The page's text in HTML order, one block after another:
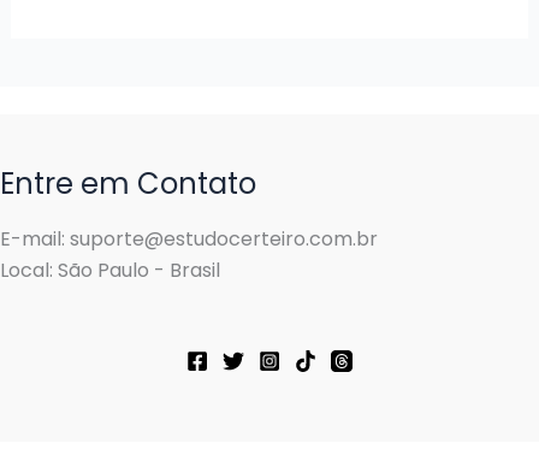
Entre em Contato
E-mail: suporte@estudocerteiro.com.br
Local: São Paulo - Brasil